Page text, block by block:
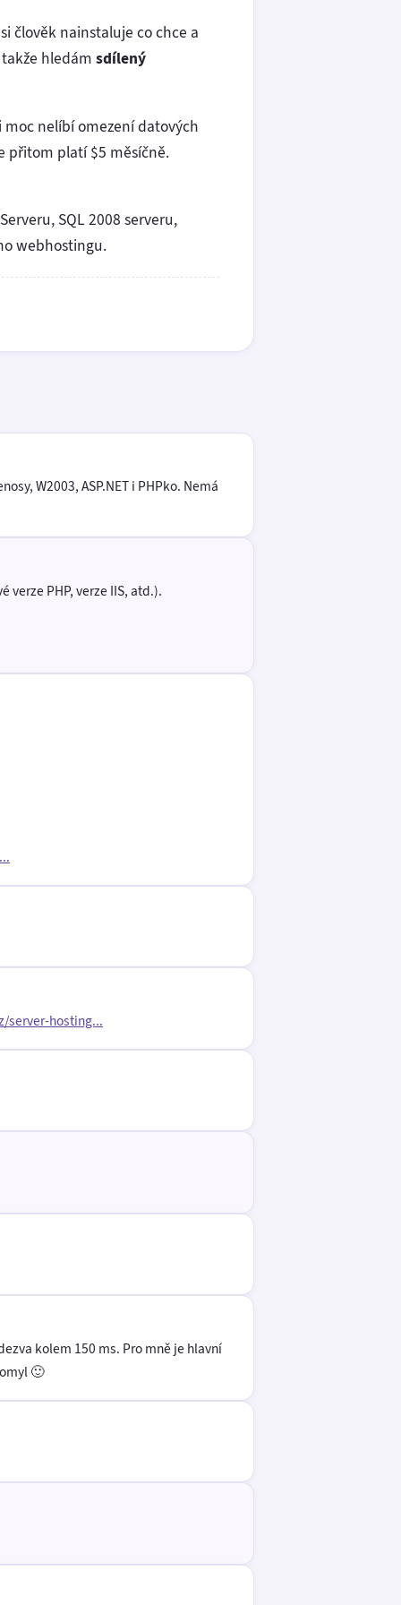
člověk nainstaluje co chce a
hledám sdílený
nelíbí omezení datových
přitom platí $5 měsíčně.
SQL 2008 serveru,
webhostingu.
W2003, ASP.NET i PHPko. Nemá
PHP, verze IIS, atd.).
server-hosting...
kolem 150 ms. Pro mně je hlavní
🙂